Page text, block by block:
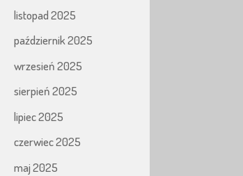
listopad 2025
październik 2025
wrzesień 2025
sierpień 2025
lipiec 2025
czerwiec 2025
maj 2025